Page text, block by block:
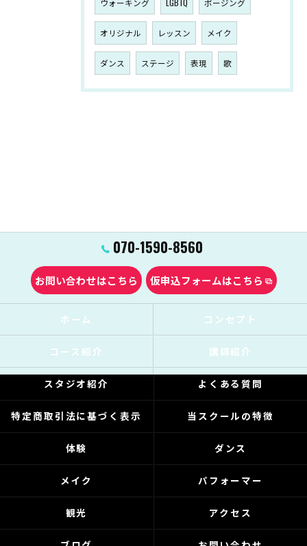
ウォーキング LGBTQ ポージング
オリジナル レッスン メイク
ダンス ステージ 表現 歌
070-1590-8560
お問い合わせはこちら 仮申込フォームはこちら
ホーム コンセプト
コース紹介 講師紹介
スタジオ紹介 よくある質問
特定商取引法に基づく表示 当スクールの特徴
体験 ダンス
メイク パフォーマー
観光 アクセス